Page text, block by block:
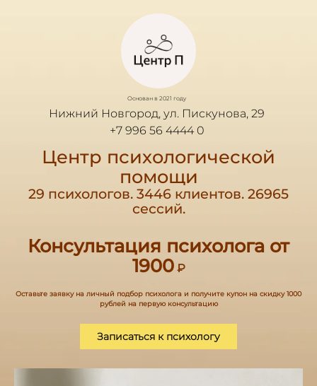
Основан в 2021 году
Нижний Новгород, ул. Пискунова, 29
+7 996 56 4444 0
Центр психологической
помощи
29 психологов. 3446 клиентов. 26965
сессий.
Консультация психолога от
1900 ₽
Оставьте заявку на личный подбор психолога и получите купон на скидку 1000
рублей на первую консультацию
Записаться к психологу